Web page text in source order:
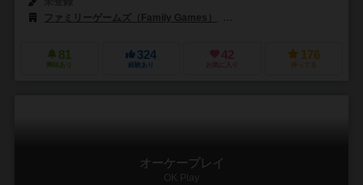
ファミリーゲームズ（Family Games）
81
興味あり
324
経験あり
42
お気に入り
176
持ってる
オーケープレイ
OK Play